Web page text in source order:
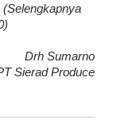
(Selengkapnya
Drh Sumarno
Sierad Produce